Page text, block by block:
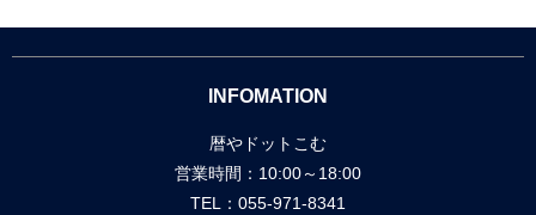
INFOMATION
暦やドットこむ
営業時間：10:00～18:00
TEL：055-971-8341